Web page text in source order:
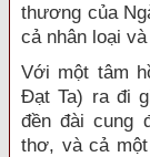
thương của
cả nhân loại
Với một tâm
Đạt Ta) ra đi
đền đài cung
thơ, và cả